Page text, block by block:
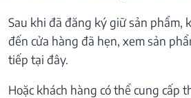
Sau khi đã đăng ký giữ sản phẩm,
đến cửa hàng đã hẹn, xem sản
tiếp tại đây.
Hoặc khách hàng có thể cung cấp